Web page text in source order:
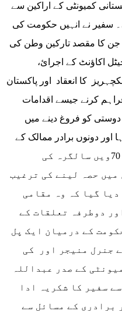
کمیونٹی کے اراکین سے
سفیر نے انہیں حکومت کی
جن کا مقصد تارکین وطن کی
اکاؤنٹ کے اجرائ،
کا انعقاد اور پاکستان
کرنے جیسے اقدامات
کو فروغ دینے میں
اور دونوں برادر ممالک کے
درمیان سفارتی تعلقات کے قیام کی 70ویں سالگرہ کی
حصہ لینے کی ترغیب
گیا کہ وہ مقامی
دوطرفہ تعلقات کے
کے درمیان ایک پل
جنرل منیجر اور کی
کے صدر عبداللہ
سفیر کا شکریہ ادا
برادری کے مسائل سے